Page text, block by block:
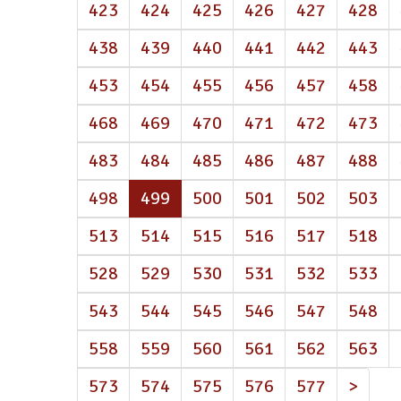
423 424 425 426 427 428
438
439 440 441 442 443
453
454 455 456 457 458
468
469 470 471 472 473
483
484 485 486 487 488
498
499 (atual)
500 501 502 503
513
514 515 516 517 518
528
529 530 531 532 533
543
544 545 546 547 548
558
559 560 561 562 563
573
574 575 576 577 >